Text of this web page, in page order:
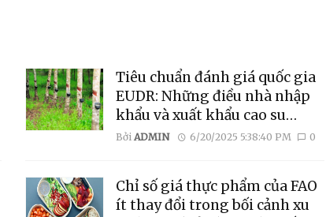
Tiêu chuẩn đánh giá quốc gia
EUDR: Những điều nhà nhập
khẩu và xuất khẩu cao su
thiên nhiên cần biết
Bởi ADMIN 6/20/2025 5:38:40 PM 0
Chỉ số giá thực phẩm của FAO
ít thay đổi trong bối cảnh xu